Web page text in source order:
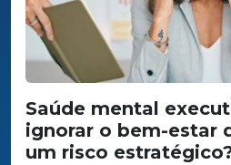
Saúde mental
ignorar o bem-estar
um risco